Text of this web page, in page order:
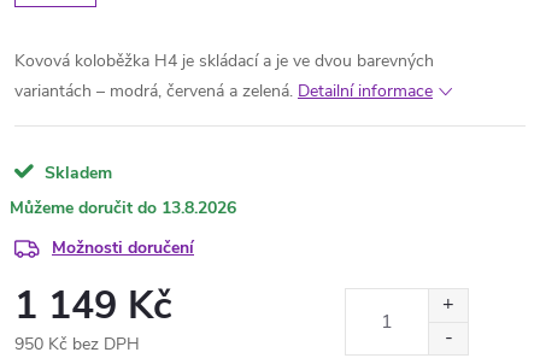
Kovová koloběžka H4 je skládací a je ve dvou barevných
variantách – modrá, červená a zelená. Detailní informace
Skladem
13.8.2026
Možnosti doručení
1 149 Kč
950 Kč bez DPH